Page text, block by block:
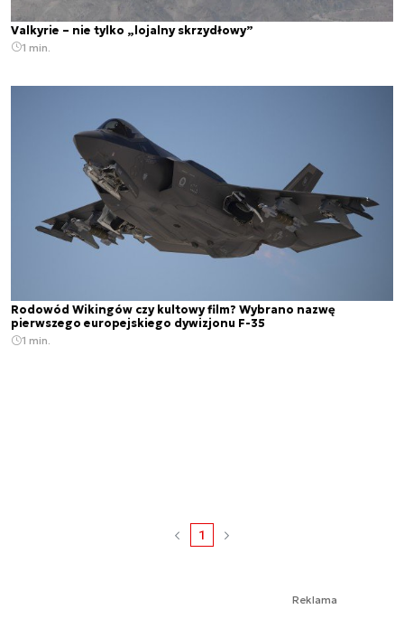
Valkyrie – nie tylko „lojalny skrzydłowy”
1 min.
Rodowód Wikingów czy kultowy film? Wybrano nazwę
pierwszego europejskiego dywizjonu F-35
1 min.
1
Reklama